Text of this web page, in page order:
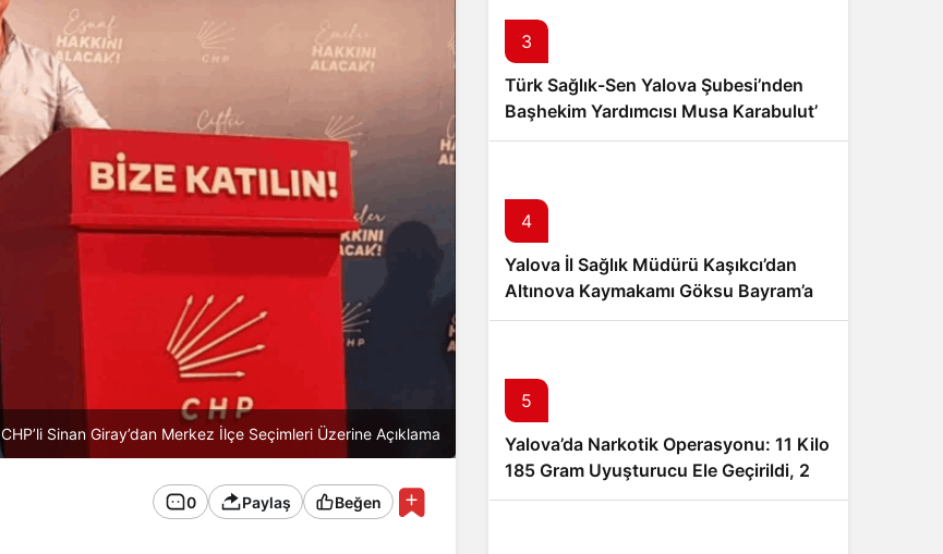
CHP’li Sinan Giray’dan Merkez İlçe Seçimleri Üzerine Açıklama
0 Paylaş Beğen
3
Türk Sağlık-Sen Yalova Şubesi’nden
Başhekim Yardımcısı Musa Karabulut’a
Hayırlı Olsun Ziyareti
4
Yalova İl Sağlık Müdürü Kaşıkcı’dan
Altınova Kaymakamı Göksu Bayram’a
Hayırlı Olsun Ziyareti
5
Yalova’da Narkotik Operasyonu: 11 Kilo
185 Gram Uyuşturucu Ele Geçirildi, 2
Şüpheli Tutuklandı